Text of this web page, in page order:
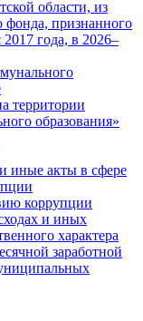
области, из
признанного
года, в 2026–
территории
образования»
иные акты в сфере
коррупции
и иных
характера
заработной